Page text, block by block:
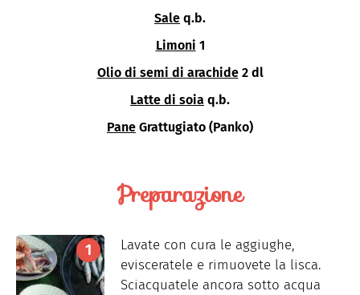
Sale q.b.
Limoni 1
Olio di semi di arachide 2 dl
Latte di soia q.b.
Pane Grattugiato (Panko)
Preparazione
Lavate con cura le aggiughe,
evisceratele e rimuovete la lisca.
Sciacquatele ancora sotto acqua